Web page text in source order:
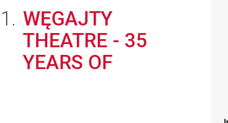
WĘGAJTY
THEATRE - 35
YEARS OF